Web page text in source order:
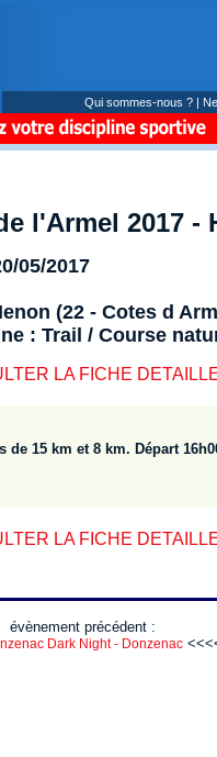
Qui sommes-nous ? |
l'Armel 2017 -
05/2017
(22 - Cotes d
: Trail / Course
LA FICHE
de 15 km et 8 km. Départ
LA FICHE
évènement précédent :
Dark Night - Donzenac